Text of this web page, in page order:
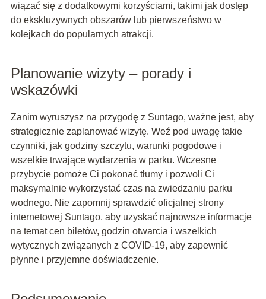
wiązać się z dodatkowymi korzyściami, takimi jak dostęp
do ekskluzywnych obszarów lub pierwszeństwo w
kolejkach do popularnych atrakcji.
Planowanie wizyty – porady i
wskazówki
Zanim wyruszysz na przygodę z Suntago, ważne jest, aby
strategicznie zaplanować wizytę. Weź pod uwagę takie
czynniki, jak godziny szczytu, warunki pogodowe i
wszelkie trwające wydarzenia w parku. Wczesne
przybycie pomoże Ci pokonać tłumy i pozwoli Ci
maksymalnie wykorzystać czas na zwiedzaniu parku
wodnego. Nie zapomnij sprawdzić oficjalnej strony
internetowej Suntago, aby uzyskać najnowsze informacje
na temat cen biletów, godzin otwarcia i wszelkich
wytycznych związanych z COVID-19, aby zapewnić
płynne i przyjemne doświadczenie.